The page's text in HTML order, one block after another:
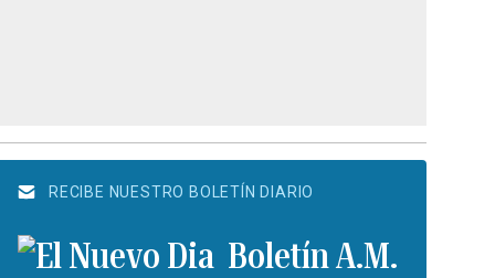
RECIBE NUESTRO BOLETÍN DIARIO
Boletín A.M.